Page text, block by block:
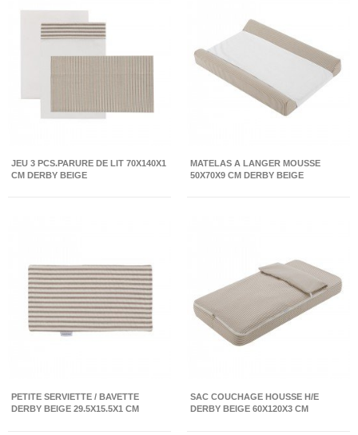
JEU 3 PCS.PARURE DE LIT 70X140X1
CM DERBY BEIGE
MATELAS A LANGER MOUSSE
50X70X9 CM DERBY BEIGE
PETITE SERVIETTE / BAVETTE
DERBY BEIGE 29.5X15.5X1 CM
SAC COUCHAGE HOUSSE H/E
DERBY BEIGE 60X120X3 CM